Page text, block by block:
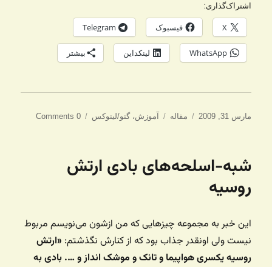
اشتراک‌گذاری:
X فیسبوک Telegram
WhatsApp لینکداین بیشتر
ارسال
مارس 31, 2009 دسته‌ها
مقاله برچسب‌ها
آموزش،گنو/لینوکس 0 Comments
شبه-اسلحه‌های بادی ارتش
روسیه
این خبر به مجموعه چیزهایی که من ازشون می‌نویسم مربوط
نیست ولی اونقدر جذاب بود که از کنارش نگذشتم: «ارتش
روسیه یکسری هواپیما و تانک و موشک انداز و …. بادی به